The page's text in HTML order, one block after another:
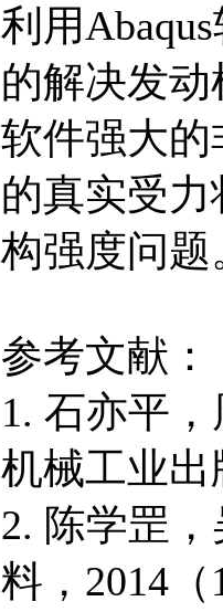
利用
的解决发
软件强大
的真实受
构强度问题
参考文献：
1. 石亦平
机械工业出
2. 陈学罡
料，2014